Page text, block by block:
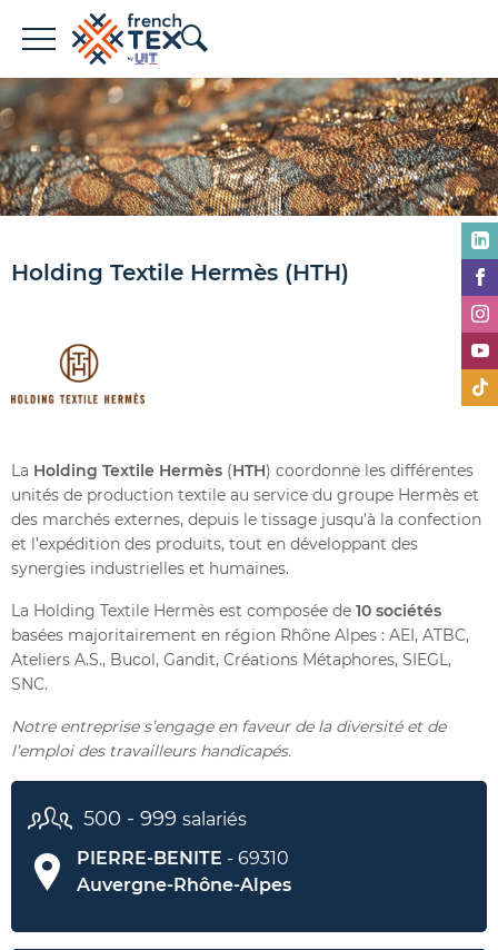
Offres d'emploi
Entreprises
Métiers
Espace recruteur
CONTACTER FRENCH TEX ACTUALITÉS
Holding Textile Hermès (HTH)
La Holding Textile Hermès (HTH) coordonne les différentes
unités de production textile au service du groupe Hermès et
des marchés externes, depuis le tissage jusqu’à la confection
et l’expédition des produits, tout en développant des
synergies industrielles et humaines.
La Holding Textile Hermès est composée de 10 sociétés
basées majoritairement en région Rhône Alpes : AEI, ATBC,
Ateliers A.S., Bucol, Gandit, Créations Métaphores, SIEGL,
SNC.
Notre entreprise s’engage en faveur de la diversité et de
l’emploi des travailleurs handicapés.
500 - 999 salariés
PIERRE-BENITE - 69310
Auvergne-Rhône-Alpes